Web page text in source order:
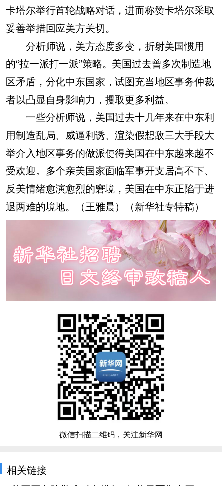
卡塔尔举行首轮战略对话，进而称赞卡塔尔采取
妥善举措回应美方关切。
分析师说，美方态度多变，折射美国惯用
的“拉一派打一派”策略。美国过去曾多次制造地
区矛盾，分化中东国家，试图充当地区事务仲裁
者以凸显自身影响力，攫取更多利益。
一些分析师说，美国过去十几年来在中东利
用制造乱局、威逼利诱、渲染假想敌三大手段大
举介入地区事务的做派使得美国在中东越来越不
受欢迎。多个亲美国家面临军事开支居高不下、
反美情绪愈演愈烈的窘境，美国在中东正陷于进
退两难的境地。（王雅晨）（新华社专特稿）
微信扫描二维码，关注新华网
相关链接